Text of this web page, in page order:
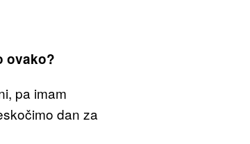
ovako?
pa imam
dan za